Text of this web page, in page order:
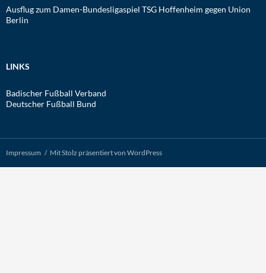
Ausflug zum Damen-Bundesligaspiel TSG Hoffenheim gegen Union
Berlin
LINKS
Badischer Fußball Verband
Deutscher Fußball Bund
Impressum Mit Stolz präsentiert von WordPress